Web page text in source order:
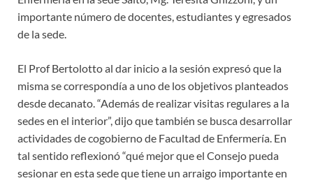
importante número de docentes, estudiantes y egresados
de la sede.
El Prof Bertolotto al dar inicio a la sesión expresó que la
misma se correspondía a uno de los objetivos planteados
desde decanato. “Además de realizar visitas regulares a la
sedes en el interior”, dijo que también se busca desarrollar
actividades de cogobierno de Facultad de Enfermería. En
tal sentido reflexionó “qué mejor que el Consejo pueda
sesionar en esta sede que tiene un arraigo importante en